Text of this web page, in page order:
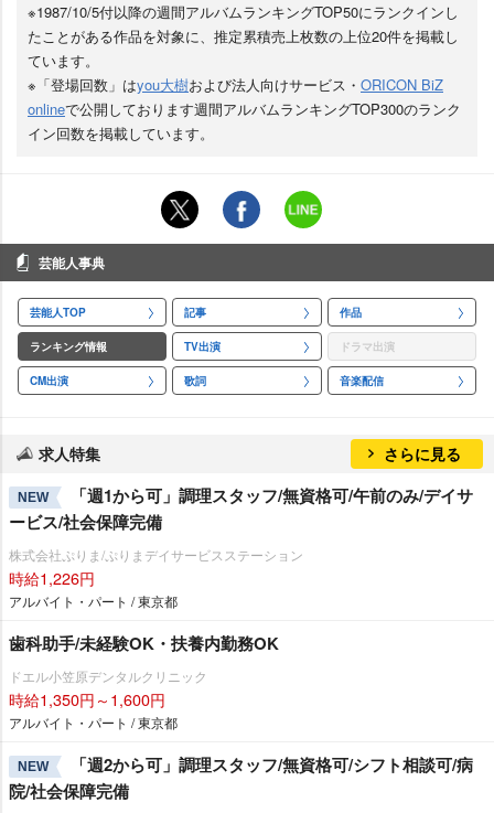
※1987/10/5付以降の週間アルバムランキングTOP50にランクインし
たことがある作品を対象に、推定累積売上枚数の上位20件を掲載し
ています。
※「登場回数」はyou大樹および法人向けサービス・ ORICON BiZ
onlineで公開しております週間アルバムランキングTOP300のランク
イン回数を掲載しています。
芸能人事典
芸能人TOP 記事 作品
ランキング情報 TV出演 ドラマ出演
CM出演 歌詞 音楽配信
求人特集 さらに見る
NEW
「週1から可」調理スタッフ/無資格可/午前のみ/デイサ
ービス/社会保障完備
株式会社ぷりま/ぷりまデイサービスステーション
時給1,226円
アルバイト・パート / 東京都
歯科助手/未経験OK・扶養内勤務OK
ドエル小笠原デンタルクリニック
時給1,350円～1,600円
アルバイト・パート / 東京都
NEW
「週2から可」調理スタッフ/無資格可/シフト相談可/病
院/社会保障完備